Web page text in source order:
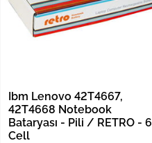
Ibm Lenovo 42T4667,
42T4668 Notebook
Bataryası - Pili / RETRO - 6
Cell